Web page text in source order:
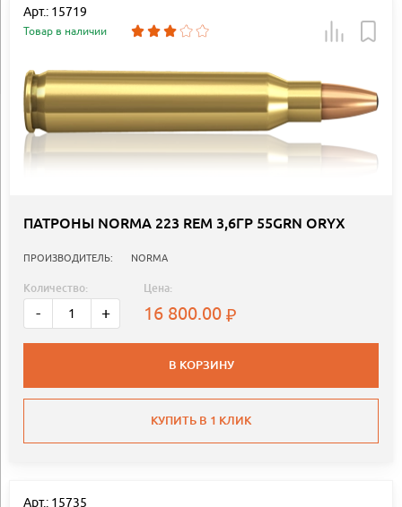
Арт.: 15719
Товар в наличии
ПАТРОНЫ NORMA 223 REM 3,6ГР 55GRN ORYX
ПРОИЗВОДИТЕЛЬ: NORMA
Количество:
- +
Цена:
16 800.00
В КОРЗИНУ
КУПИТЬ В 1 КЛИК
Арт.: 15735